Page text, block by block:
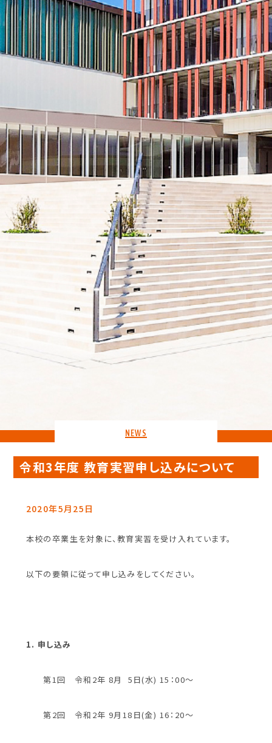
NEWS
令和3年度 教育実習申し込みについて
2020年5月25日
本校の卒業生を対象に、教育実習を受け入れています。
以下の要領に従って申し込みをしてください。
1. 申し込み
第1回 令和2年 8月 5日(水) 15：00～
第2回 令和2年 9月18日(金) 16：20～